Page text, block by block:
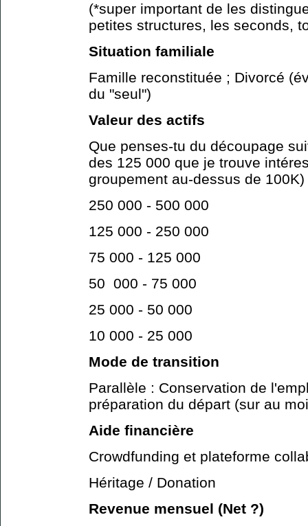
(*super important de les
petites structures, les seconds,
Situation familiale
Famille reconstituée ; Divorcé
du "seul")
Valeur des actifs
Que penses-tu du découpage
des 125 000 que je trouve
groupement au-dessus de 100K)
250 000 - 500 000
125 000 - 250 000
75 000 - 125 000
50 000 - 75 000
25 000 - 50 000
10 000 - 25 000
Mode de transition
Parallèle : Conservation de
préparation du départ (sur au
Aide financière
Crowdfunding et plateforme
Héritage / Donation
Revenue mensuel (Net ?)